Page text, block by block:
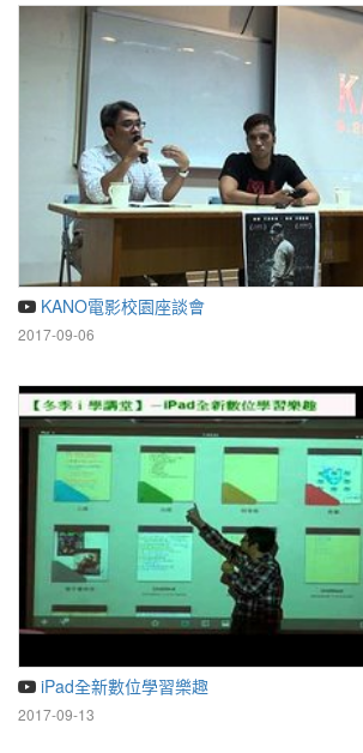
KANO電影校園座談會
2017-09-06
iPad全新數位學習樂趣
2017-09-13